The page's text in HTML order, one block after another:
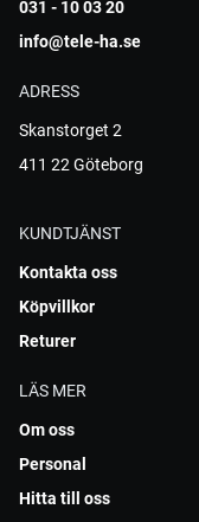
031 - 10 03 20
info@tele-ha.se
ADRESS
Skanstorget 2
411 22 Göteborg
KUNDTJÄNST
Kontakta oss
Köpvillkor
Returer
LÄS MER
Om oss
Personal
Hitta till oss